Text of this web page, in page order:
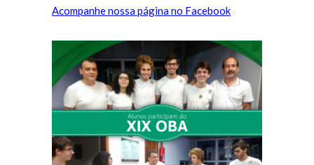
Acompanhe nossa página no Facebook